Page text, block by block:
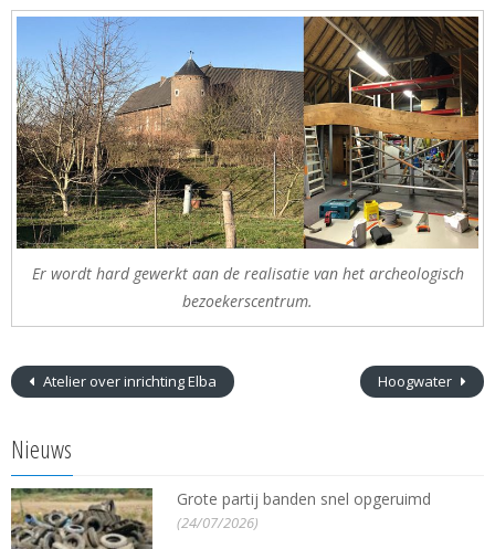
Er wordt hard gewerkt aan de realisatie van het archeologisch
bezoekerscentrum.
Atelier over inrichting Elba Hoogwater
Nieuws
Grote partij banden snel opgeruimd
(24/07/2026)